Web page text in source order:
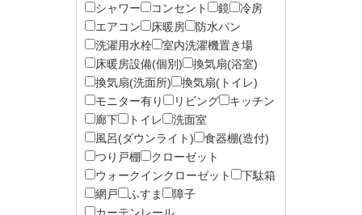
シャワー
コンセント 鏡
冷房
エアコン
床暖房
防水パン
洗濯用水栓
室内洗濯機置き場
床暖房設備(個別)
換気扇(浴室)
換気扇(洗面所)
換気扇(トイレ)
モニター有り
リビング
キッチン
廊下
トイレ
洗面室
風呂(ダウンライト)
食器棚(造付)
つり戸棚
クローゼット
ウォークインクローゼット
下駄箱
網戸
ふすま
障子